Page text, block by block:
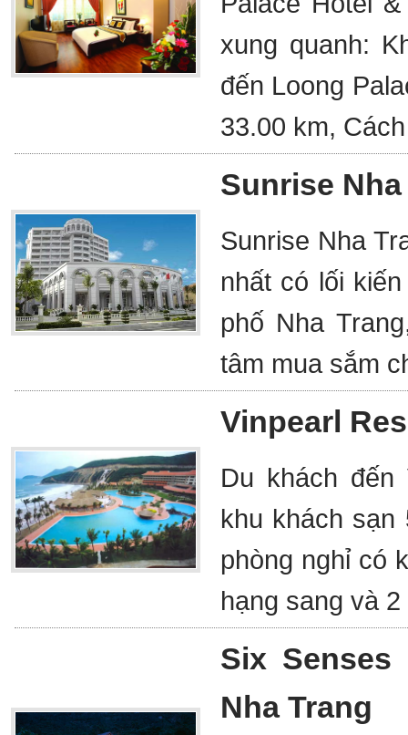
xung quanh:
đến Loong
33.00 km,
Sunrise
Sunrise Nha
nhất có lối
phố Nha
tâm mua sắm
Vinpearl
Du khách
khu khách sạn
phòng nghỉ có
hạng sang và
Six Senses
Nha Trang